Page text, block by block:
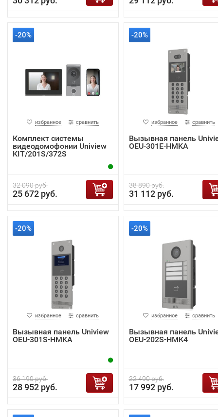
-20%
избранное сравнить
Комплект системы
видеодомофонии Uniview
KIT/201S/372S
32 090 руб.
25 672 руб.
-20%
избранное сравнить
Вызывная панель
OEU-301E-HMKA
38 890 руб.
31 112 руб.
-20%
избранное сравнить
Вызывная панель Uniview
OEU-301S-HMKA
36 190 руб.
28 952 руб.
-20%
избранное сравнить
Вызывная панель
OEU-202S-HMK4
22 490 руб.
17 992 руб.